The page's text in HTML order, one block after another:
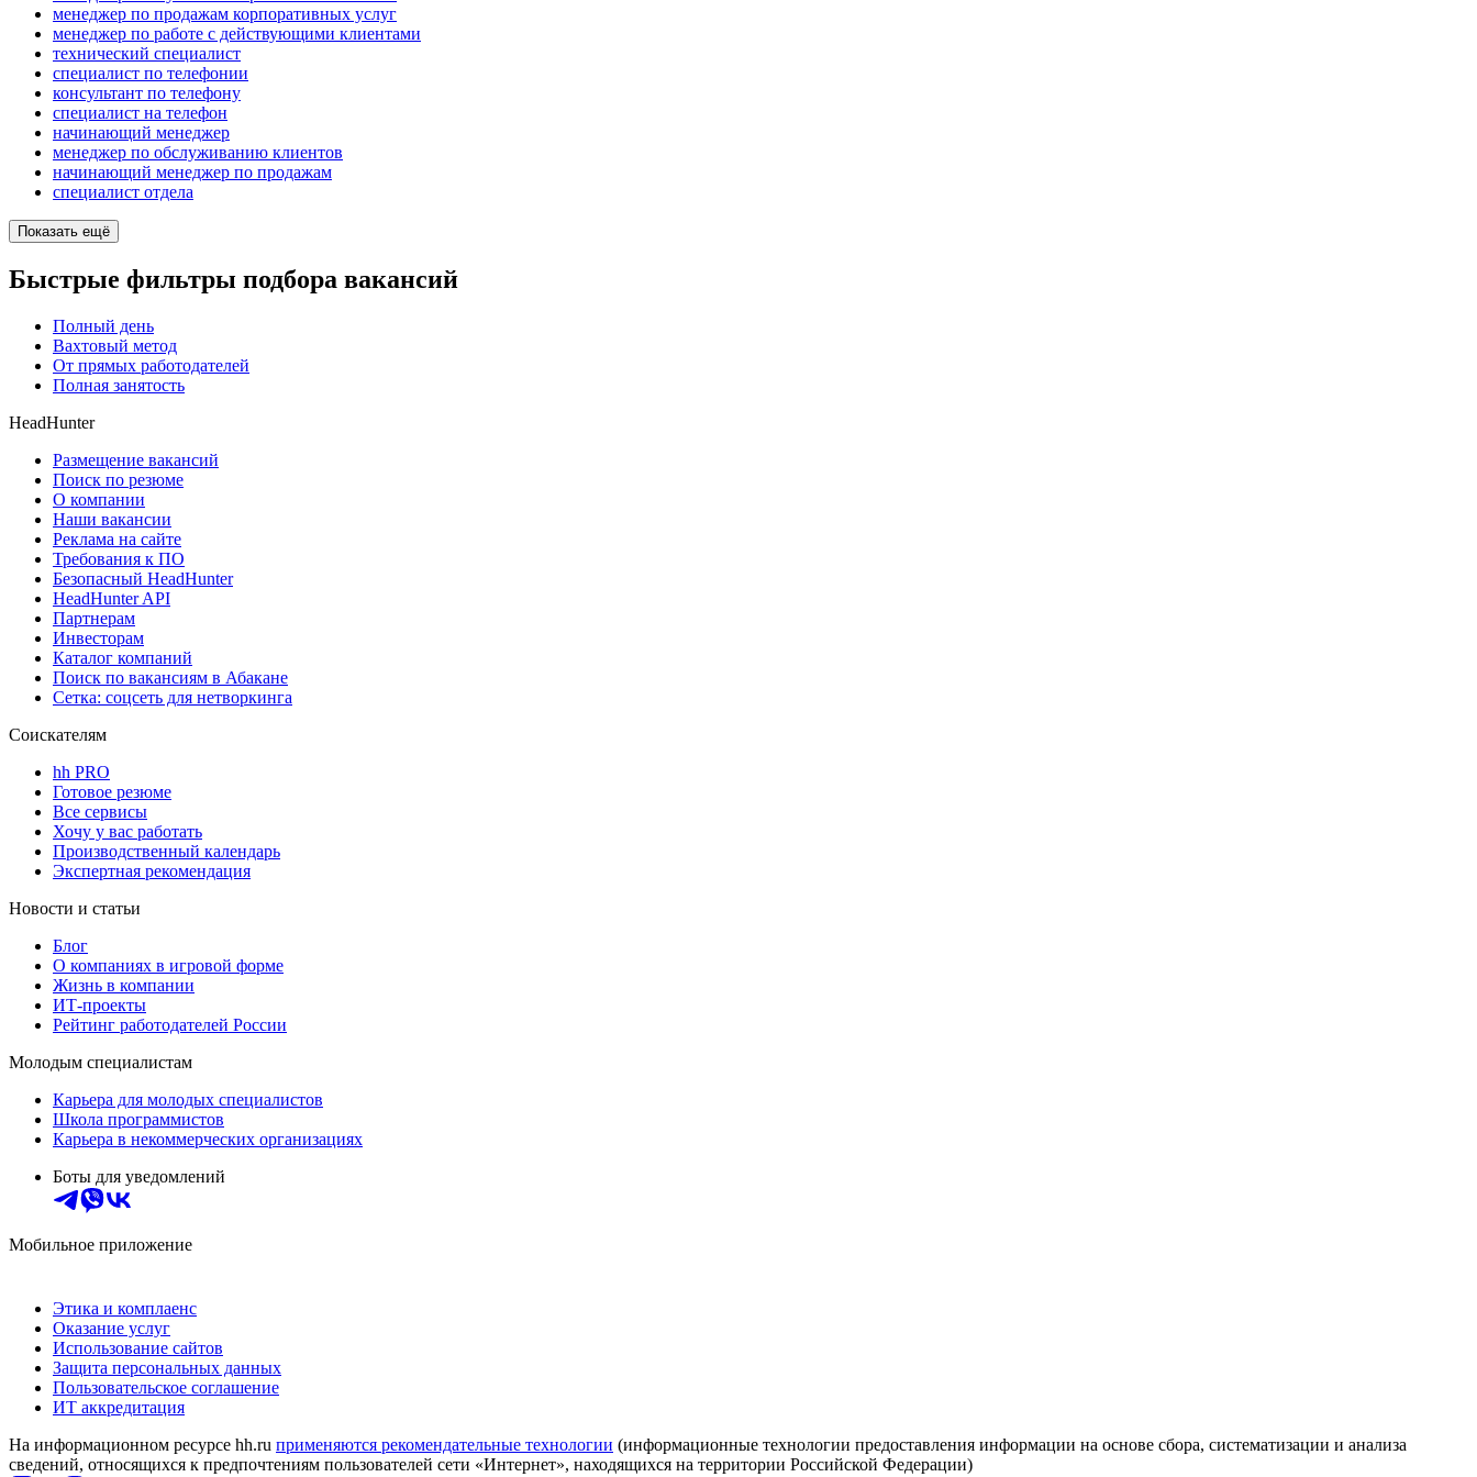
менеджер по продажам корпоративных услуг
менеджер по работе с действующими клиентами
технический специалист
специалист по телефонии
консультант по телефону
специалист на телефон
начинающий менеджер
менеджер по обслуживанию клиентов
начинающий менеджер по продажам
специалист отдела
Показать ещё
Быстрые фильтры подбора вакансий
Полный день
Вахтовый метод
От прямых работодателей
Полная занятость
HeadHunter
Размещение вакансий
Поиск по резюме
О компании
Наши вакансии
Реклама на сайте
Требования к ПО
Безопасный HeadHunter
HeadHunter API
Партнерам
Инвесторам
Каталог компаний
Поиск по вакансиям в Абакане
Сетка: соцсеть для нетворкинга
Соискателям
hh PRO
Готовое резюме
Все сервисы
Хочу у вас работать
Производственный календарь
Экспертная рекомендация
Новости и статьи
Блог
О компаниях в игровой форме
Жизнь в компании
ИТ-проекты
Рейтинг работодателей России
Молодым специалистам
Карьера для молодых специалистов
Школа программистов
Карьера в некоммерческих организациях
Боты для уведомлений
Мобильное приложение
Этика и комплаенс
Оказание услуг
Использование сайтов
Защита персональных данных
Пользовательское соглашение
ИТ аккредитация
На информационном ресурсе hh.ru применяются рекомендательные технологии (информационные технологии предоставления информации на основе сбора, систематизации и анализа
сведений, относящихся к предпочтениям пользователей сети «Интернет», находящихся на территории Российской Федерации)